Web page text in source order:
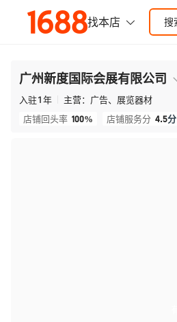
广州新度国际会展有限公司
入驻1年 主营： 广告、展览器材
店铺回头率 100% 店铺服务分 4.5分